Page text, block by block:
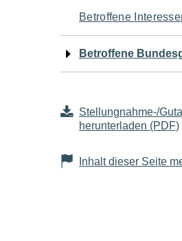
für
den
Betroffene
Betroffene
Stellungnahme-/
herunterladen (PDF)
Inhalt dieser Seite